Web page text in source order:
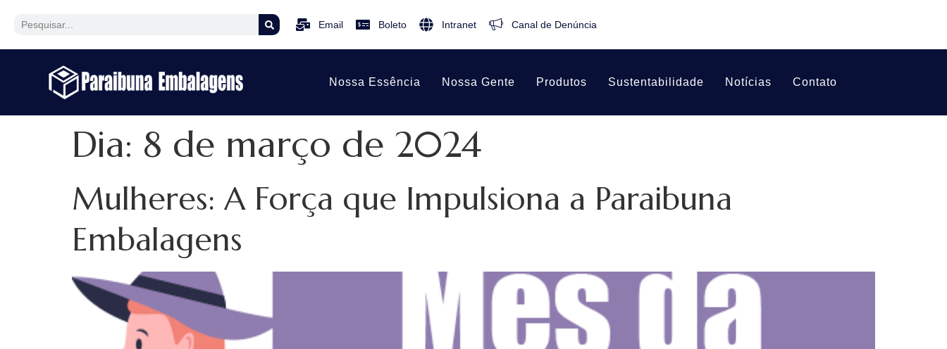
Email Boleto Intranet Canal de Denúncia
Nossa Essência Nossa Gente Produtos Sustentabilidade Notícias Contato
Dia: 8 de março de 2024
Mulheres: A Força que Impulsiona a Paraibuna
Embalagens